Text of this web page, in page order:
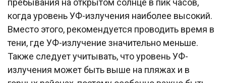
пребывания на открытом солнце в пик часов,
когда уровень УФ-излучения наиболее высокий.
Вместо этого, рекомендуется проводить время в
тени, где УФ-излучение значительно меньше.
Также следует учитывать, что уровень УФ-
излучения может быть выше на пляжах и в